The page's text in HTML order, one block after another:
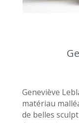
Geneviève
matériau
de belles